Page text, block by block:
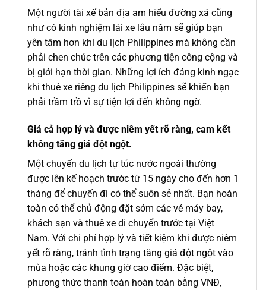
Một người tài xế bản địa am hiểu đường xá cũng
như có kinh nghiệm lái xe lâu năm sẽ giúp bạn
yên tâm hơn khi du lịch Philippines mà không cần
phải chen chúc trên các phương tiện công cộng và
bị giới hạn thời gian. Những lợi ích đáng kinh ngạc
khi thuê xe riêng du lịch Philippines sẽ khiến bạn
phải trầm trồ vì sự tiện lợi đến không ngờ.
Giá cả hợp lý và được niêm yết rõ ràng, cam kết
không tăng giá đột ngột.
Một chuyến du lịch tự túc nước ngoài thường
được lên kế hoạch trước từ 15 ngày cho đến hơn 1
tháng để chuyến đi có thể suôn sẻ nhất. Bạn hoàn
toàn có thể chủ động đặt sớm các vé máy bay,
khách sạn và thuê xe di chuyển trước tại Việt
Nam. Với chi phí hợp lý và tiết kiệm khi được niêm
yết rõ ràng, tránh tình trạng tăng giá đột ngột vào
mùa hoặc các khung giờ cao điểm. Đặc biệt,
phương thức thanh toán hoàn toàn bằng VNĐ,